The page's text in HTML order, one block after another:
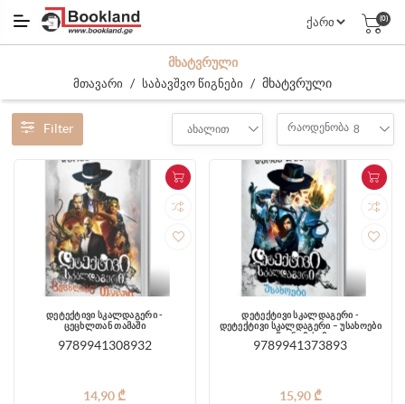
(0)
ᲛᲮᲐᲢᲕᲠᲣᲚᲘ
მთავარი / საბავშვო წიგნები / მხატვრული
Filter ახალით რაოდენობა 8
დეტექტივი სკალდაგერი -
ცეცხლთან თამაში
9789941308932
14,90 ₾
დეტექტივი სკალდაგერი -
დეტექტივი სკალდაგერი – უსახოები
- წიგნი მესამე
9789941373893
15,90 ₾